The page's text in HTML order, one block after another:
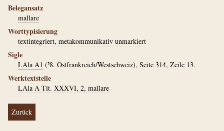
Belegansatz
mallare
Worttypisierung
textintegriert, metakommunikativ unmarkiert
Sigle
LAla A1 (²8. Ostfrankreich/Westschweiz), Seite 314, Zeile 13.
Werktextstelle
LAla A Tit. XXXVI, 2, mallare
Zurück